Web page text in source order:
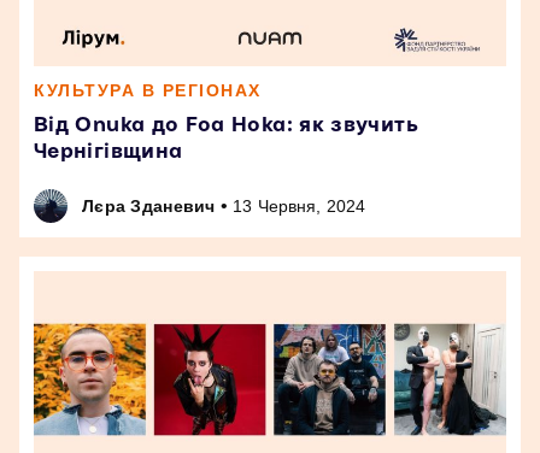
КУЛЬТУРА В РЕГІОНАХ
Від Onuka до Foa Hoka: як звучить
Чернігівщина
Лєра Зданевич • 13 Червня, 2024